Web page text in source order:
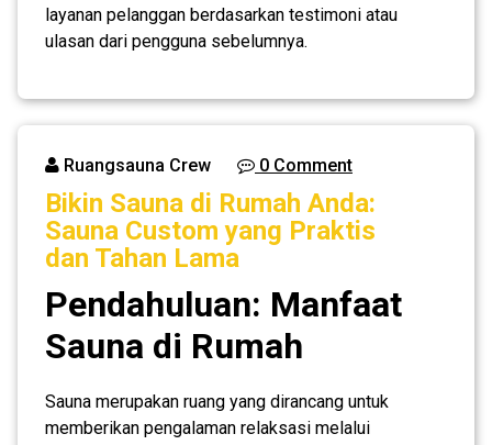
layanan pelanggan berdasarkan testimoni atau
ulasan dari pengguna sebelumnya.
Ruangsauna Crew 0 Comment
Bikin Sauna di Rumah Anda:
Sauna Custom yang Praktis
dan Tahan Lama
Pendahuluan: Manfaat
Sauna di Rumah
Sauna merupakan ruang yang dirancang untuk
memberikan pengalaman relaksasi melalui